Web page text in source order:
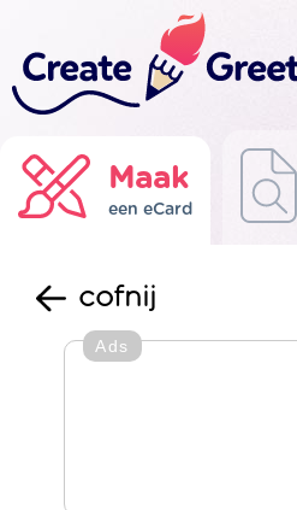
Maak
een eCard
cofnij
Ads